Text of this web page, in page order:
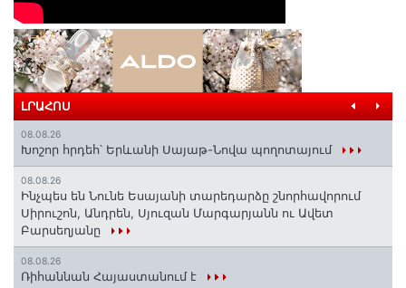
ԼՐԱՀՈՍ
08.08.26
Խոշոր հրդեհ՝ Երևանի Սայաթ-Նովա պողոտայում
08.08.26
Ինչպես են Նունե Եսայանի տարեդարձը շնորհավորում
Սիրուշոն, Անդրեն, Սյուզան Մարգարյանն ու Ավետ
Բարսեղյանը
08.08.26
Ռիհաննան Հայաստանում է